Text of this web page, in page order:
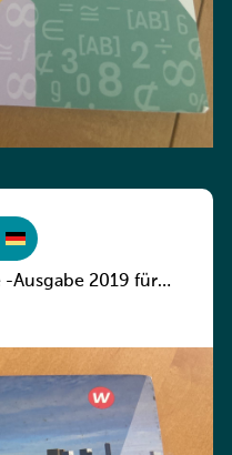
Ausgabe 2019 für
1